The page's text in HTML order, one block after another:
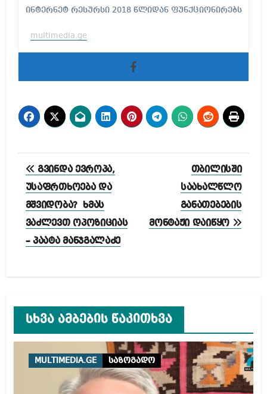
ინტერნეტ რესურსი 2018 წლიდან ფუნქციონირებს
multimedia.ge
პოსტის
ნავიგაცია
გვინდა ევროპა,
უსაფრთხოება და
მშვიდობა? ხმას
ვაძლევთ ოპოზიციას
– პაატა მანჯგალაძე
თბილისში
საახალწლო
განათებების
მონტაჟი დაიწყო
სხვა ამბების წაკითხვა
MULTIMEDIA.GE საზოგადო